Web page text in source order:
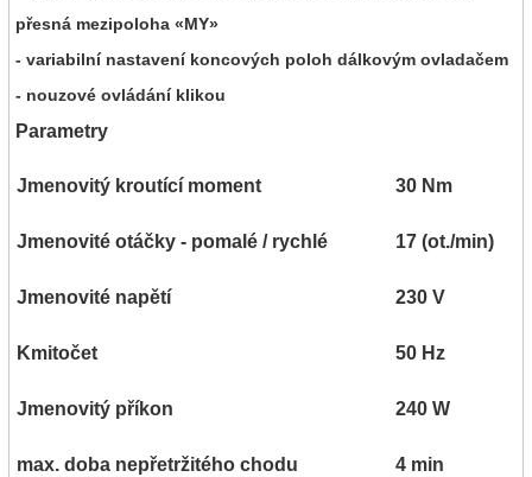
přesná mezipoloha «MY»
- variabilní nastavení koncových poloh dálkovým ovladačem
- nouzové ovládání klikou
Parametry
Jmenovitý kroutící moment 30 Nm
Jmenovité otáčky - pomalé / rychlé 17 (ot./min)
Jmenovité napětí 230 V
Kmitočet 50 Hz
Jmenovitý příkon 240 W
max. doba nepřetržitého chodu 4 min